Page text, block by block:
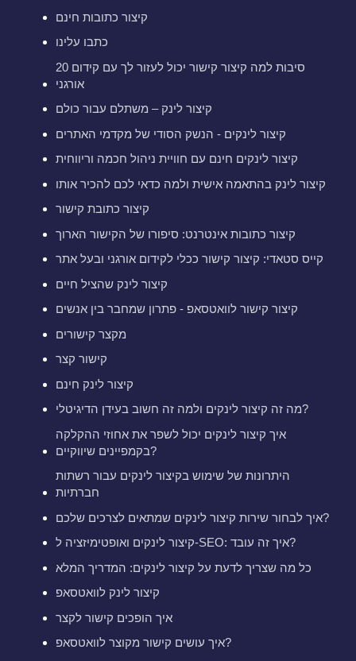
קיצור כתובות חינם
כתבו עלינו
20 סיבות למה קיצור קישור יכול לעזור לך עם קידום
אורגני
קיצור לינק – משתלם עבור כולם
קיצור לינקים - הנשק הסודי של מקדמי האתרים
קיצור לינקים חינם עם חוויית ניהול חכמה וריווחית
קיצור לינק בהתאמה אישית ולמה כדאי לכם להכיר אותו
קיצור כתובת קישור
קיצור כתובות אינטרנט: סיפורו של הקישור הארוך
קייס סטאדי: קיצור קישור ככלי לקידום אורגני ובעל אתר
קיצור לינק שהציל חיים
קיצור קישור לוואטסאפ - פתרון שמחבר בין אנשים
מקצר קישורים
קישור קצר
קיצור לינק חינם
מה זה קיצור לינקים ולמה זה חשוב בעידן הדיגיטלי?
איך קיצור לינקים יכול לשפר את אחוזי ההקלקה
בקמפיינים שיווקיים?
היתרונות של שימוש בקיצור לינקים עבור רשתות
חברתיות
איך לבחור שירות קיצור לינקים שמתאים לצרכים שלכם?
קיצור לינקים ואופטימיזציה ל-SEO: איך זה עובד?
כל מה שצריך לדעת על קיצור לינקים: המדריך המלא
קיצור לינק לוואטסאפ
איך הופכים קישור לקצר
איך עושים קישור מקוצר לוואטסאפ?